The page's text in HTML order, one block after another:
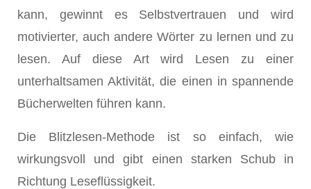
kann, gewinnt es Selbstvertrauen und wird
motivierter, auch andere Wörter zu lernen und zu
lesen. Auf diese Art wird Lesen zu einer
unterhaltsamen Aktivität, die einen in spannende
Bücherwelten führen kann.
Die Blitzlesen-Methode ist so einfach, wie
wirkungsvoll und gibt einen starken Schub in
Richtung Leseflüssigkeit.